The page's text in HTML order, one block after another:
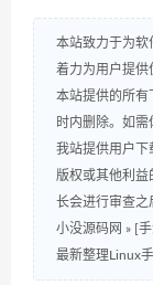
本站致力于为软
着力为用户提供
本站提供的所有
时内删除。如需
我站提供用户下
版权或其他利益
长会进行审查之
小没源码网 » [
最新整理Linux